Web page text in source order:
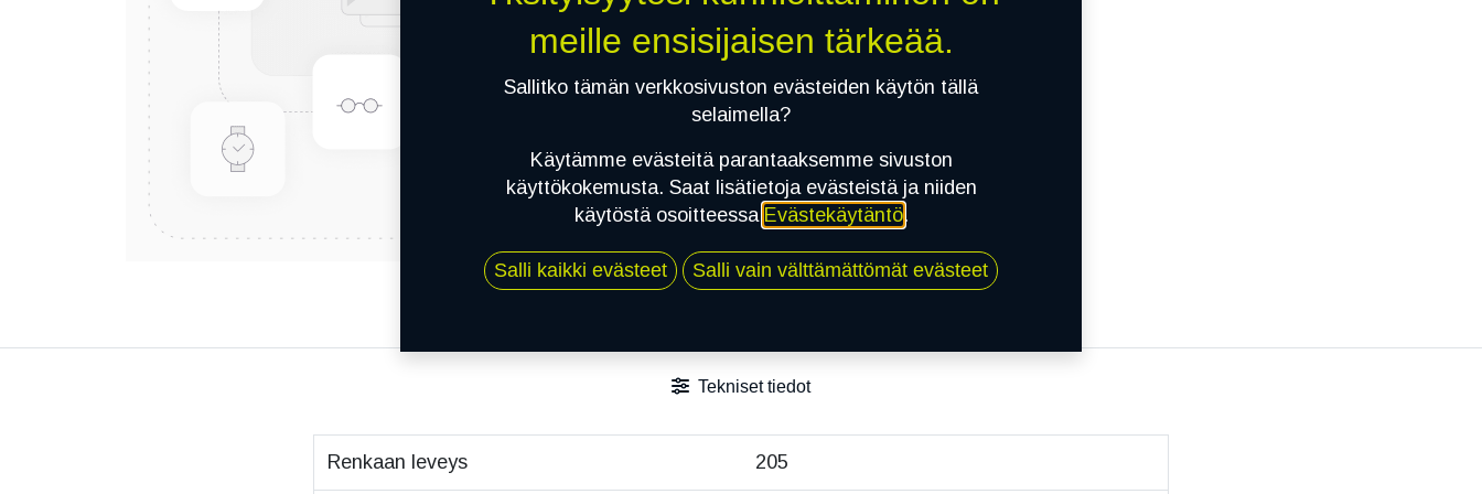
Jaa
Toimitusehdot
Tekniset tiedot
Renkaan leveys 205
meille ensisijaisen tärkeää.
Sallitko tämän verkkosivuston evästeiden käytön tällä
selaimella?
Käytämme evästeitä parantaaksemme sivuston
käyttökokemusta. Saat lisätietoja evästeistä ja niiden
käytöstä osoitteessa Evästekäytäntö.
Salli kaikki evästeet Salli vain välttämättömät evästeet